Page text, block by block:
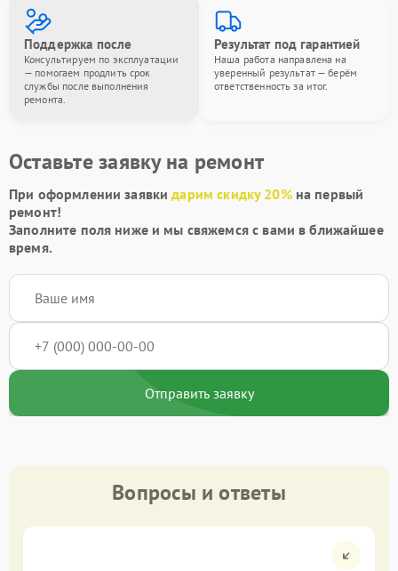
Поддержка после
Консультируем по эксплуатации
— помогаем продлить срок
службы после выполнения
ремонта.
Результат под гарантией
Наша работа направлена на
уверенный результат — берём
ответственность за итог.
Оставьте заявку на ремонт
При оформлении заявкидарим скидку 20%на первый
ремонт!
Заполните поля ниже и мы свяжемся с вами в ближайшее
время.
Отправить заявку
Вопросы и ответы